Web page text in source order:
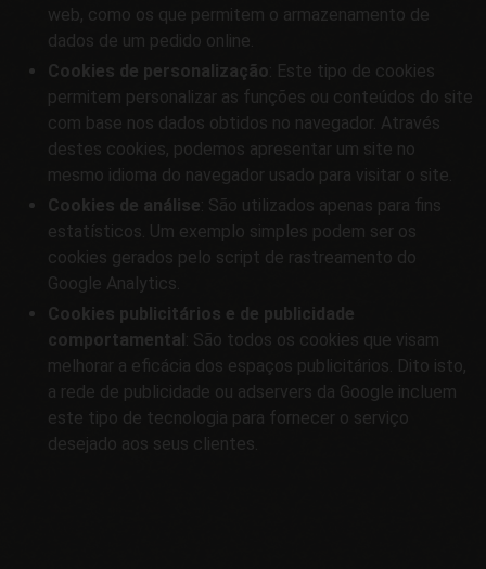
web, como os que permitem o armazenamento de
dados de um pedido online.
Cookies de personalização: Este tipo de cookies
permitem personalizar as funções ou conteúdos do site
com base nos dados obtidos no navegador. Através
destes cookies, podemos apresentar um site no
mesmo idioma do navegador usado para visitar o site.
Cookies de análise: São utilizados apenas para fins
estatísticos. Um exemplo simples podem ser os
cookies gerados pelo script de rastreamento do
Google Analytics.
Cookies publicitários e de publicidade
comportamental: São todos os cookies que visam
melhorar a eficácia dos espaços publicitários. Dito isto,
a rede de publicidade ou adservers da Google incluem
este tipo de tecnologia para fornecer o serviço
desejado aos seus clientes.